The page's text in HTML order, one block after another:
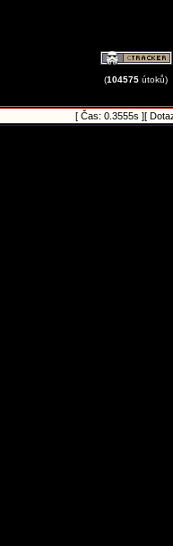
(104575 útoků)
[ Čas: 0.3555s ][